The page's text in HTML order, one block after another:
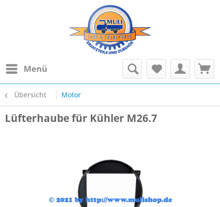
Menü
Übersicht Motor
Lüfterhaube für Kühler M26.7